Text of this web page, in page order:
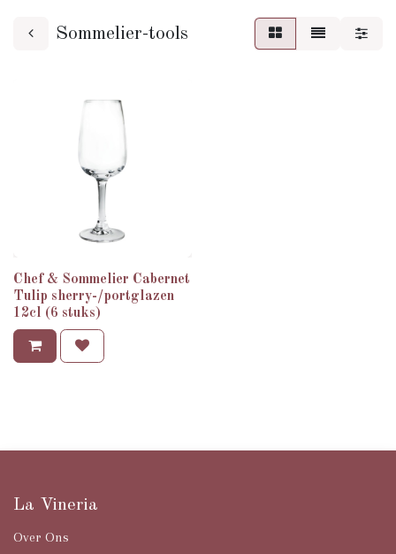
Sommelier-tools
Chef & Sommelier Cabernet
Tulip sherry-/portglazen
12cl (6 stuks)
La Vineria
Over Ons